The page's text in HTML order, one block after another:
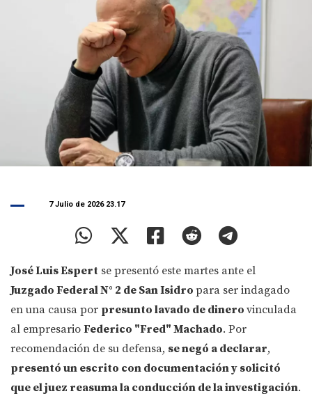
7 Julio de 2026 23.17
José Luis Espert se presentó este martes ante el
Juzgado Federal N° 2 de San Isidro para ser indagado
en una causa por presunto lavado de dinero vinculada
al empresario Federico "Fred" Machado. Por
recomendación de su defensa, se negó a declarar,
presentó un escrito con documentación y solicitó
que el juez reasuma la conducción de la investigación.